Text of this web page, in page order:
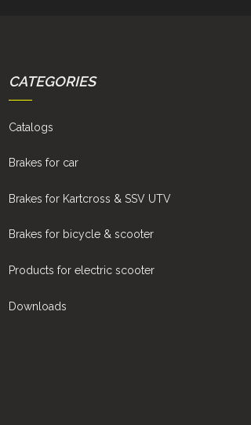
CATEGORIES
Catalogs
Brakes for car
Brakes for Kartcross & SSV UTV
Brakes for bicycle & scooter
Products for electric scooter
Downloads